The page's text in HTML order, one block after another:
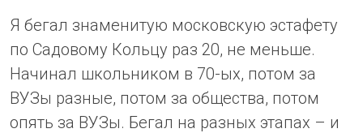
Я бегал знаменитую московскую эстафету
по Садовому Кольцу раз 20, не меньше.
Начинал школьником в 70-ых, потом за
ВУЗы разные, потом за общества, потом
опять за ВУЗы. Бегал на разных этапах – и